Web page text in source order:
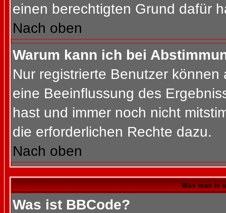
einen berechtigten Grund dafür
Nach oben
Warum kann ich bei
Nur registrierte Benutzer
eine Beeinflussung des
hast und immer noch nicht
die erforderlichen Rechte dazu.
Nach oben
Was man in
Was ist BBCode?